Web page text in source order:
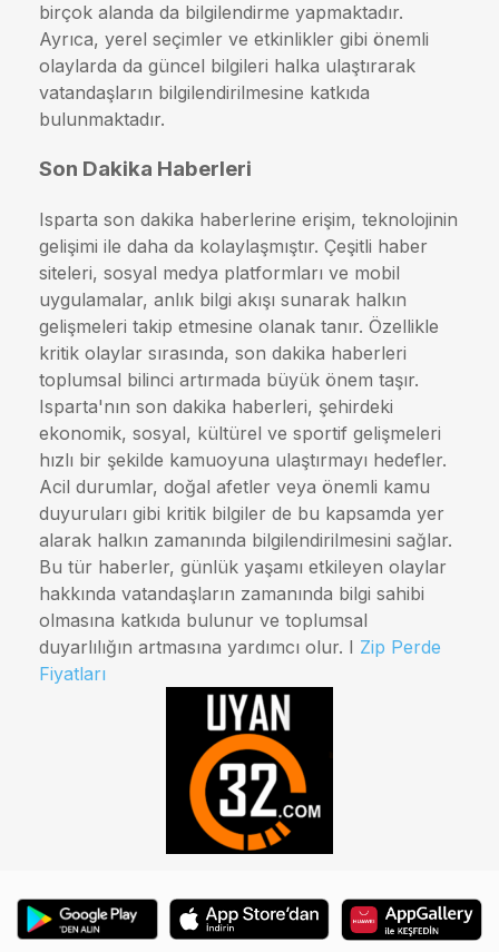
birçok alanda da bilgilendirme yapmaktadır.
Ayrıca, yerel seçimler ve etkinlikler gibi önemli
olaylarda da güncel bilgileri halka ulaştırarak
vatandaşların bilgilendirilmesine katkıda
bulunmaktadır.
Son Dakika Haberleri
Isparta son dakika haberlerine erişim, teknolojinin
gelişimi ile daha da kolaylaşmıştır. Çeşitli haber
siteleri, sosyal medya platformları ve mobil
uygulamalar, anlık bilgi akışı sunarak halkın
gelişmeleri takip etmesine olanak tanır. Özellikle
kritik olaylar sırasında, son dakika haberleri
toplumsal bilinci artırmada büyük önem taşır.
Isparta'nın son dakika haberleri, şehirdeki
ekonomik, sosyal, kültürel ve sportif gelişmeleri
hızlı bir şekilde kamuoyuna ulaştırmayı hedefler.
Acil durumlar, doğal afetler veya önemli kamu
duyuruları gibi kritik bilgiler de bu kapsamda yer
alarak halkın zamanında bilgilendirilmesini sağlar.
Bu tür haberler, günlük yaşamı etkileyen olaylar
hakkında vatandaşların zamanında bilgi sahibi
olmasına katkıda bulunur ve toplumsal
duyarlılığın artmasına yardımcı olur. I Zip Perde
Fiyatları